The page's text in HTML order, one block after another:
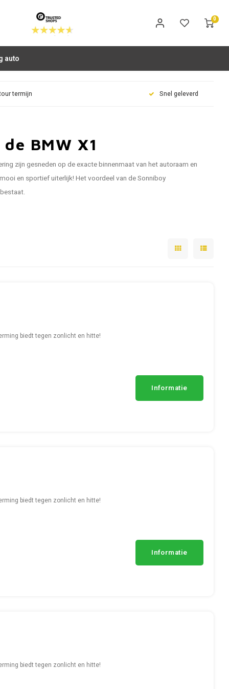
0
auto
termijn Snel geleverd
BMW X1
zijn gesneden op de exacte binnenmaat van het autoraam en
en sportief uiterlijk! Het voordeel van de Sonniboy
biedt tegen zonlicht en hitte!
Informatie
biedt tegen zonlicht en hitte!
Informatie
biedt tegen zonlicht en hitte!